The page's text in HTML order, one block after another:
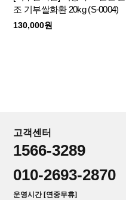
조 기부쌀화환 20kg (S-0004)
130,000원
고객센터
1566-3289
010-2693-2870
운영시간 [연중무휴]